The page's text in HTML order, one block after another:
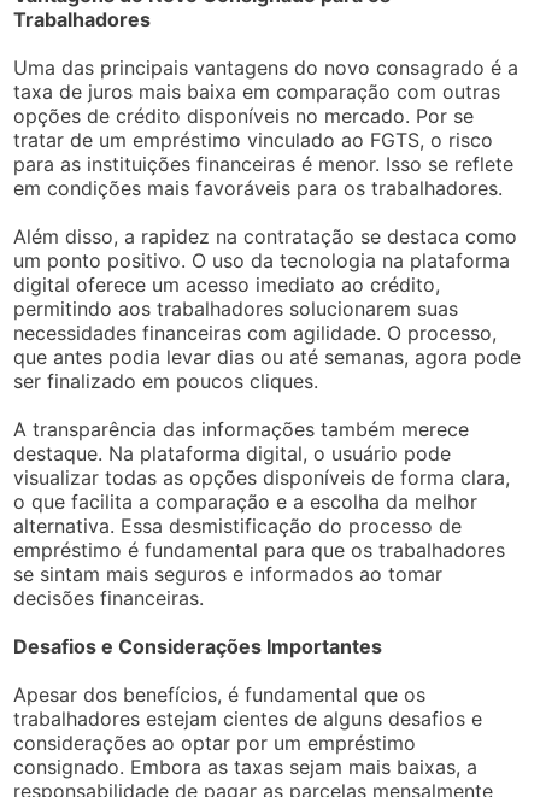
Trabalhadores
Uma das principais vantagens do novo consagrado é a
taxa de juros mais baixa em comparação com outras
opções de crédito disponíveis no mercado. Por se
tratar de um empréstimo vinculado ao FGTS, o risco
para as instituições financeiras é menor. Isso se reflete
em condições mais favoráveis para os trabalhadores.
Além disso, a rapidez na contratação se destaca como
um ponto positivo. O uso da tecnologia na plataforma
digital oferece um acesso imediato ao crédito,
permitindo aos trabalhadores solucionarem suas
necessidades financeiras com agilidade. O processo,
que antes podia levar dias ou até semanas, agora pode
ser finalizado em poucos cliques.
A transparência das informações também merece
destaque. Na plataforma digital, o usuário pode
visualizar todas as opções disponíveis de forma clara,
o que facilita a comparação e a escolha da melhor
alternativa. Essa desmistificação do processo de
empréstimo é fundamental para que os trabalhadores
se sintam mais seguros e informados ao tomar
decisões financeiras.
Desafios e Considerações Importantes
Apesar dos benefícios, é fundamental que os
trabalhadores estejam cientes de alguns desafios e
considerações ao optar por um empréstimo
consignado. Embora as taxas sejam mais baixas, a
responsabilidade de pagar as parcelas mensalmente